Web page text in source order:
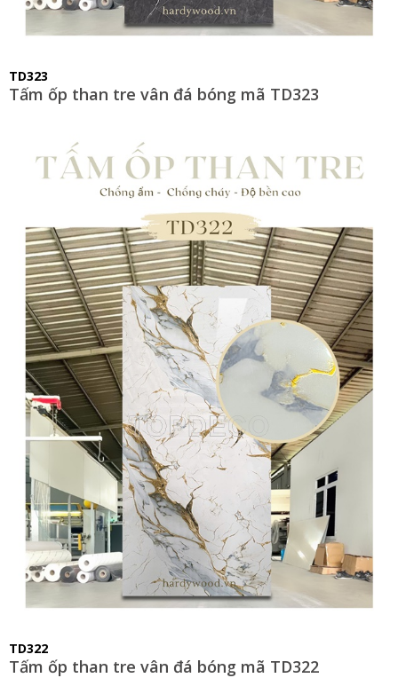
TD323
Tấm ốp than tre vân đá bóng mã TD323
TD322
Tấm ốp than tre vân đá bóng mã TD322